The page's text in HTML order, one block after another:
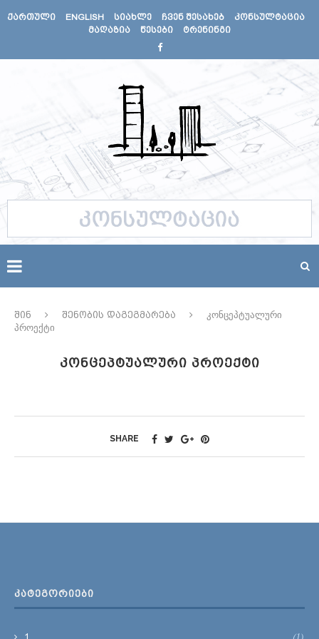
ᲥᲐᲠᲗᲣᲚᲘ ENGLISH ᲡᲘᲐᲮᲚᲔ ᲩᲕᲔᲜ ᲨᲔᲡᲐᲮᲔᲑ
ᲙᲝᲜᲡᲣᲚᲢᲐᲪᲘᲐ
ᲛᲐᲦᲐᲖᲘᲐ
ᲬᲔᲡᲔᲑᲘ ᲢᲠᲔᲜᲘᲜᲒᲘ
შინ შენობის დაგეგმარება
კონცეპტუალური
პროექტი
ᲙᲝᲜᲪᲔᲞᲢᲣᲐᲚᲣᲠᲘ ᲞᲠᲝᲔᲥᲢᲘ
SHARE
ᲙᲐᲢᲔᲒᲝᲠᲘᲔᲑᲘ
1